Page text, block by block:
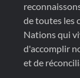
de toutes les
Nations qui
d'accomplir
et de